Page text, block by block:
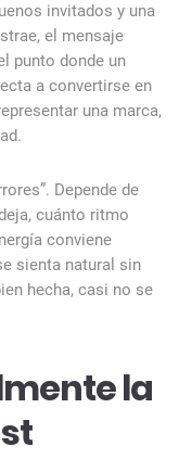
invitados y una
el mensaje
punto donde un
a convertirse en
una marca,
Depende de
cuánto ritmo
conviene
sienta natural sin
hecha, casi no se
la